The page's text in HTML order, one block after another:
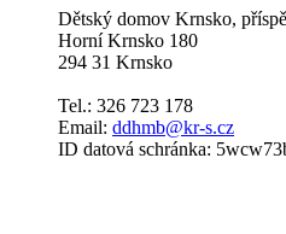
Dětský domov Krnsko,
Horní Krnsko 180
294 31 Krnsko
Tel.: 326 723 178
Email: ddhmb@kr-s.cz
ID datová schránka: